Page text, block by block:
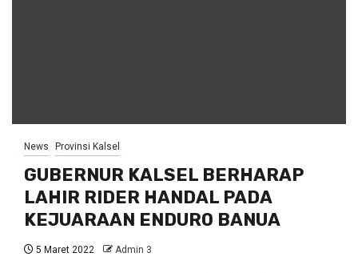
News Provinsi Kalsel
GUBERNUR KALSEL BERHARAP
LAHIR RIDER HANDAL PADA
KEJUARAAN ENDURO BANUA
5 Maret 2022 Admin 3